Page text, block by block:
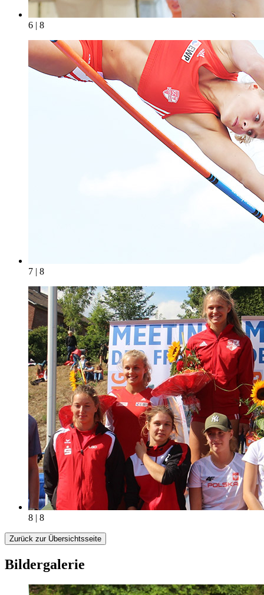
6 | 8
7 | 8
8 | 8
Zurück zur Übersichtsseite
Bildergalerie